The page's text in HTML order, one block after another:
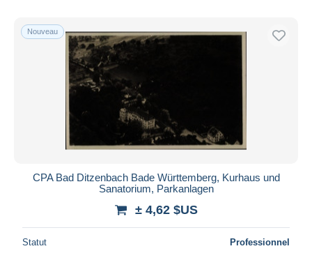
Nouveau
CPA Bad Ditzenbach Bade Württemberg, Kurhaus und
Sanatorium, Parkanlagen
± 4,62 $US
Statut Professionnel